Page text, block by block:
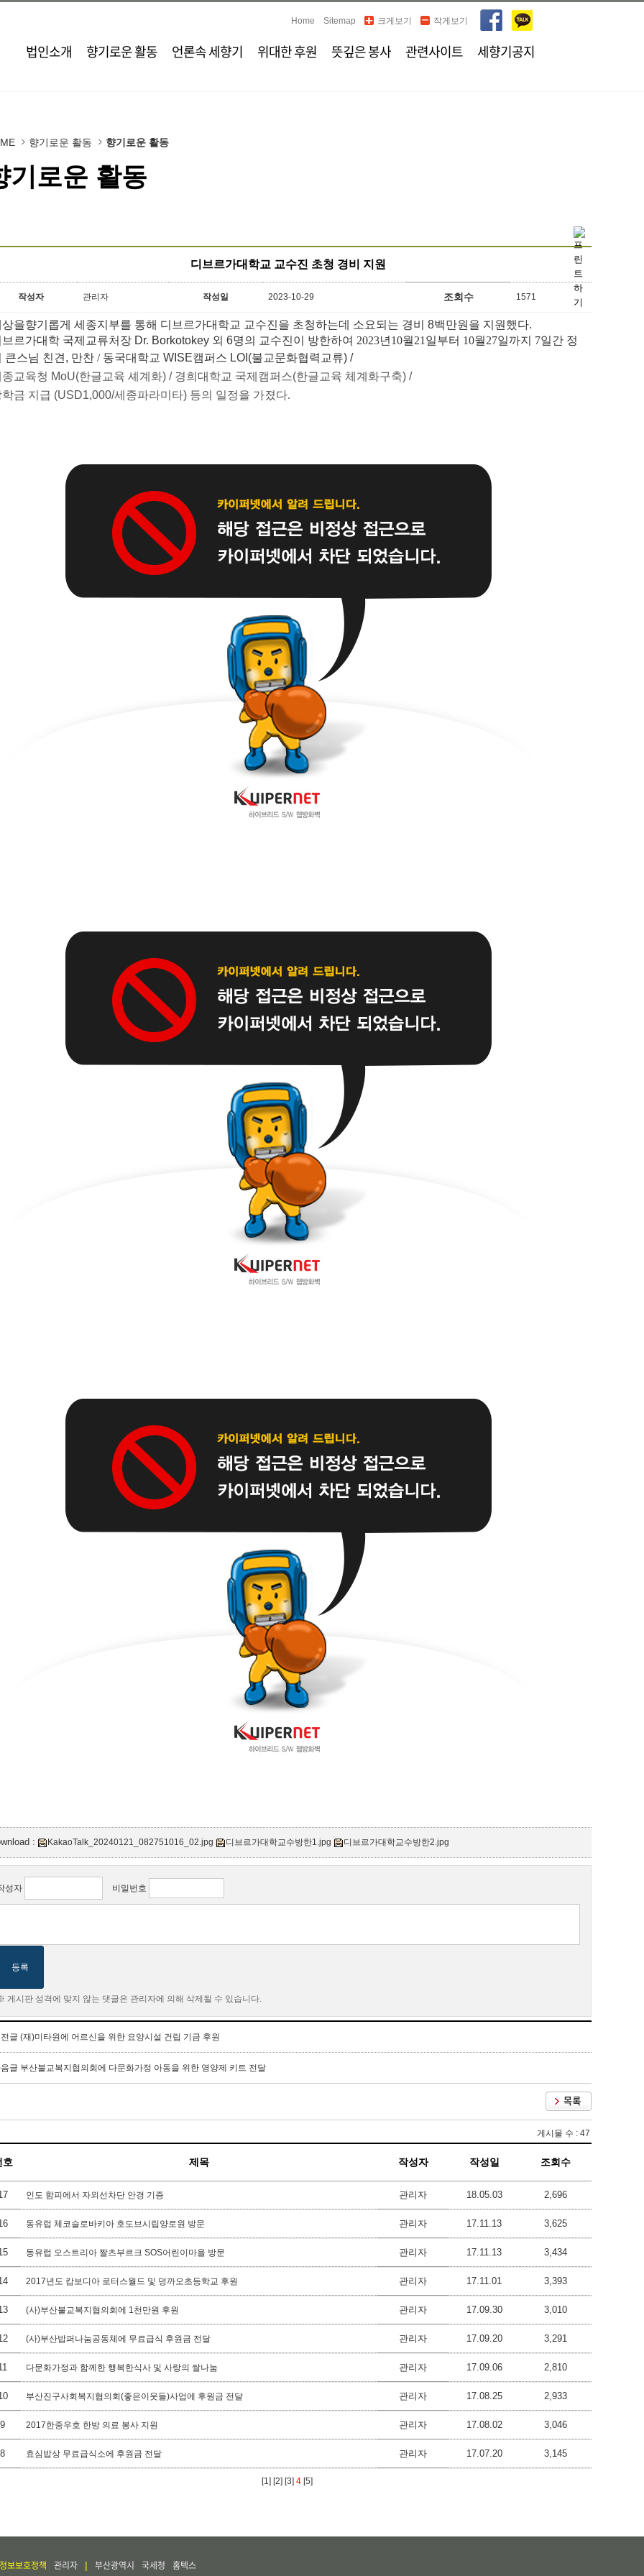
Home Sitemap 크게보기 작게보기
법인소개 향기로운 활동 언론속 세향기 위대한 후원 뜻깊은 봉사 관련사이트 세향기공지
향기로운 활동 향기로운 활동
기로운 활동
디브르가대학교 교수진 초청 경비 지원
작성자 관리자 작성일 2023-10-29 조회수 1571
상을향기롭게 세종지부를 통해 디브르가대학교 교수진을 초청하는데 소요되는 경비 8백만원을 지원했다.
브르가대학 국제교류처장 Dr. Borkotokey 외 6명의 교수진이 방한하여 2023년10월21일부터 10월27일까지 7일간 정
큰스님 친견 , 만찬 / 동국대학교 WISE캠퍼스 LOI(불교문화협력교류) /
교육청 MoU(한글교육 셰계화) / 경희대학교 국제캠퍼스(한글교육 체계화구축) /
금 지급 (USD1,000/세종파라미타) 등의 일정을 가졌다.
: KakaoTalk_20240121_082751016_02.jpg 디브르가대학교수방한1.jpg 디브르가대학교수방한2.jpg
성자 비밀번호
등록
게시판 성격에 맞지 않는 댓글은 관리자에 의해 삭제될 수 있습니다.
글 (재)미타원에 어르신을 위한 요양시설 건립 기금 후원
글 부산불교복지협의회에 다문화가정 아동을 위한 영양제 키트 전달
게시물 수 : 47
호 제목 작성자 작성일 조회수
인도 함피에서 자외선차단 안경 기증 관리자 18.05.03 2,696
동유럽 체코슬로바키아 호도브시립양로원 방문 관리자 17.11.13 3,625
동유럽 오스트리아 짤츠부르크 SOS어린이마을 방문 관리자 17.11.13 3,434
2017년도 캄보디아 로터스월드 및 덩까오초등학교 후원 관리자 17.11.01 3,393
(사)부산불교복지협의회에 1천만원 후원 관리자 17.09.30 3,010
(사)부산밥퍼나눔공동체에 무료급식 후원금 전달 관리자 17.09.20 3,291
다문화가정과 함께한 행복한식사 및 사랑의 쌀나눔 관리자 17.09.06 2,810
부산진구사회복지협의회(좋은이웃들)사업에 후원금 전달 관리자 17.08.25 2,933
9 2017한중우호 한방 의료 봉사 지원 관리자 17.08.02 3,046
8 효심밥상 무료급식소에 후원금 전달 관리자 17.07.20 3,145
[1] [2] [3] 4 [5]
보보호정책 관리자 | 부산광역시 국세청 홈텍스